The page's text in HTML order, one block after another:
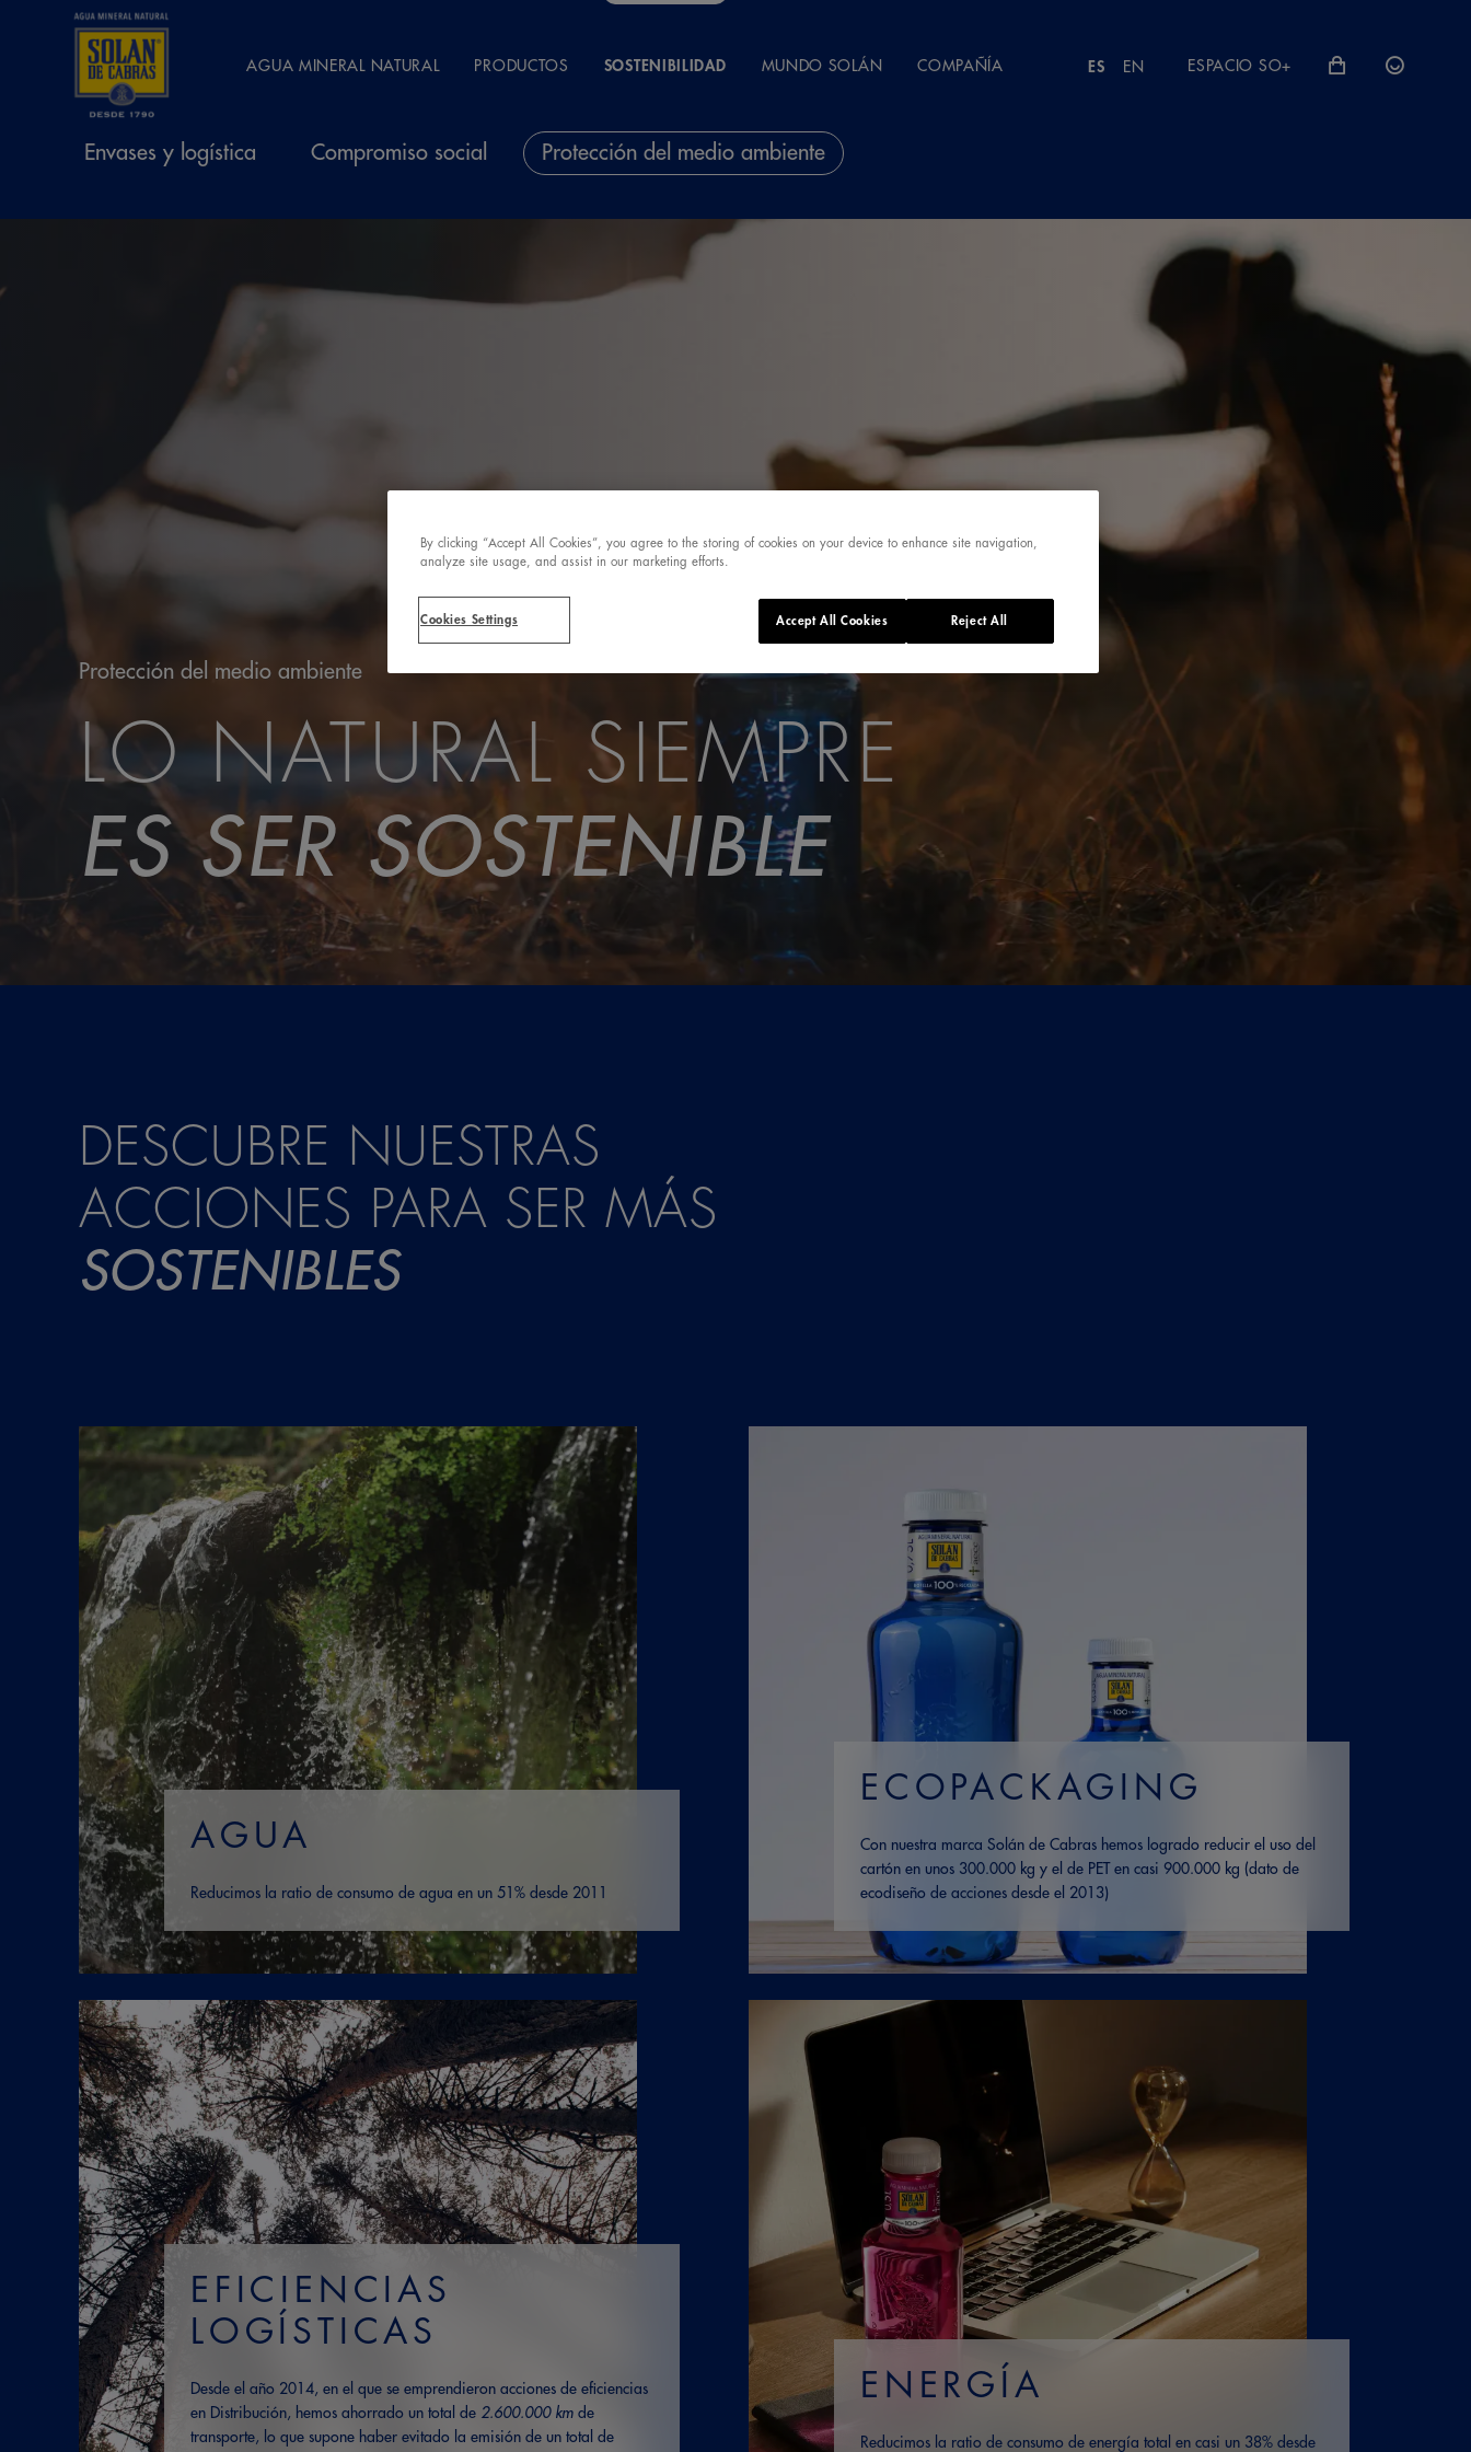
AGUA MINERAL NATURAL PRODUCTOS SOSTENIBILIDAD MUNDO SOLÁN COMPAÑÍA ES EN ESPACIO SO+
Envases y logística Compromiso social Protección del medio ambiente
Protección del medio ambiente
LO NATURAL SIEMPRE
ES SER SOSTENIBLE
DESCUBRE NUESTRAS
ACCIONES PARA SER MÁS
SOSTENIBLES
AGUA
Reducimos la ratio de consumo de agua en un 51% desde 2011
ECOPACKAGING
Con nuestra marca Solán de Cabras hemos logrado reducir el uso del
cartón en unos 300.000 kg y el de PET en casi 900.000 kg (dato de
ecodiseño de acciones desde el 2013)
EFICIENCIAS
LOGÍSTICAS
Desde el año 2014, en el que se emprendieron acciones de eficiencias
en Distribución, hemos ahorrado un total de 2.600.000 km de
transporte, lo que supone haber evitado la emisión de un total de
ENERGÍA
Reducimos la ratio de consumo de energía total en casi un 38% desde
By clicking “Accept All Cookies”, you agree to the storing of cookies on your device to enhance site navigation,
analyze site usage, and assist in our marketing efforts.
Reject All
Accept All Cookies
Cookies Settings